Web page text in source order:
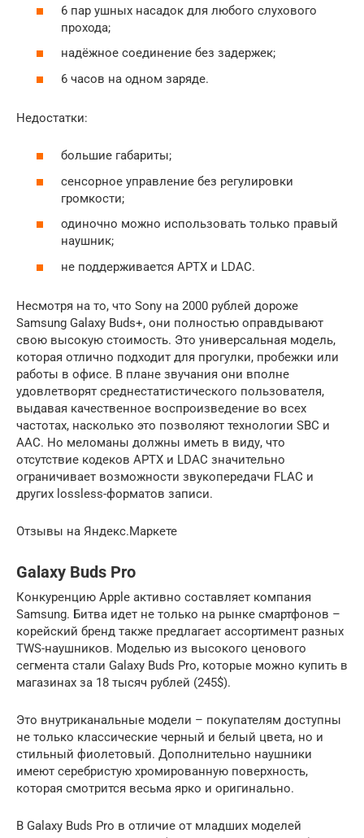
6 пар ушных насадок для любого слухового
прохода;
надёжное соединение без задержек;
6 часов на одном заряде.
Недостатки:
большие габариты;
сенсорное управление без регулировки
громкости;
одиночно можно использовать только правый
наушник;
не поддерживается APTX и LDAC.
Несмотря на то, что Sony на 2000 рублей дороже
Samsung Galaxy Buds+, они полностью оправдывают
свою высокую стоимость. Это универсальная модель,
которая отлично подходит для прогулки, пробежки или
работы в офисе. В плане звучания они вполне
удовлетворят среднестатистического пользователя,
выдавая качественное воспроизведение во всех
частотах, насколько это позволяют технологии SBC и
AAC. Но меломаны должны иметь в виду, что
отсутствие кодеков APTX и LDAC значительно
ограничивает возможности звукопередачи FLAC и
других lossless-форматов записи.
Отзывы на Яндекс.Маркете
Galaxy Buds Pro
Конкуренцию Apple активно составляет компания
Samsung. Битва идет не только на рынке смартфонов –
корейский бренд также предлагает ассортимент разных
TWS-наушников. Моделью из высокого ценового
сегмента стали Galaxy Buds Pro, которые можно купить в
магазинах за 18 тысяч рублей (245$).
Это внутриканальные модели – покупателям доступны
не только классические черный и белый цвета, но и
стильный фиолетовый. Дополнительно наушники
имеют серебристую хромированную поверхность,
которая смотрится весьма ярко и оригинально.
В Galaxy Buds Pro в отличие от младших моделей